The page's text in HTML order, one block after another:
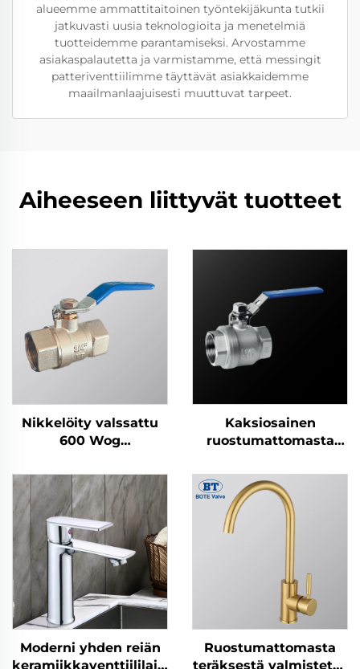
alueemme ammattitaitoinen työntekijäkunta tutkii
jatkuvasti uusia teknologioita ja menetelmiä
tuotteidemme parantamiseksi. Arvostamme
asiakaspalautetta ja varmistamme, että messingit
patteriventtiilimme täyttävät asiakkaidemme
maailmanlaajuisesti muuttuvat tarpeet.
Aiheeseen liittyvät tuotteet
Nikkelöity valssattu
600 Wog
Kaksiosainen
ruostumattomasta
palloventtiili (304/316)
- 1/4" - 4" kierteinen,
CE-sertifioitu
teolliseen
ohjaukseen
Moderni yhden reiän
keramiikkaventtiililaitteella
Ruostumattomasta
teräksestä valmistettu